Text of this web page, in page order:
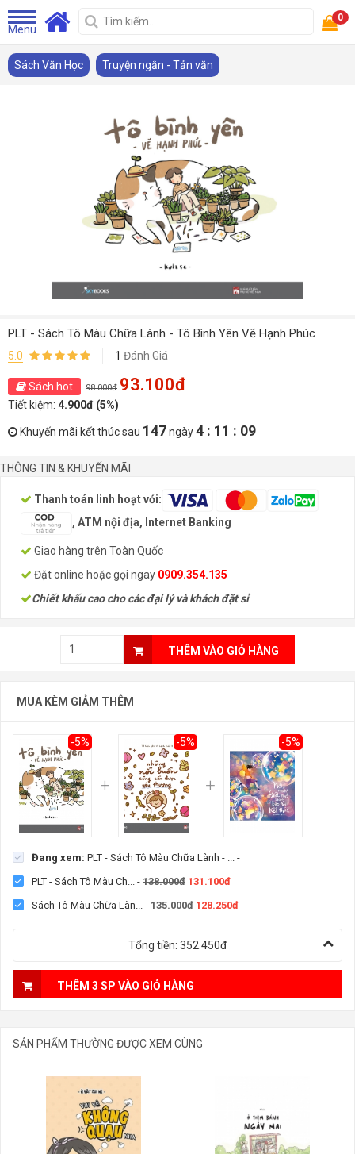
Menu
0
Sách Văn Học Truyện ngắn - Tản văn
PLT - Sách Tô Màu Chữa Lành - Tô Bình Yên Vẽ Hạnh Phúc
5.0 1 Đánh Giá
Sách hot 98.000đ 93.100đ
Tiết kiệm: 4.900đ (5%)
Khuyến mãi kết thúc sau 147ngày4 : 11 : 09
THÔNG TIN & KHUYẾN MÃI
Thanh toán linh hoạt với:
, ATM nội địa, Internet Banking
Giao hàng trên Toàn Quốc
Đặt online hoặc gọi ngay 0909.354.135
Chiết khấu cao cho các đại lý và khách đặt sỉ
THÊM VÀO GIỎ HÀNG
MUA KÈM GIẢM THÊM
-5% -5% -5%
Đang xem: PLT - Sách Tô Màu Chữa Lành - ...
-
PLT - Sách Tô Màu Ch...
- 138.000đ 131.100đ
Sách Tô Màu Chữa Làn...
- 135.000đ 128.250đ
Tổng tiền: 352.450đ
THÊM 3 SP VÀO GIỎ HÀNG
SẢN PHẨM THƯỜNG ĐƯỢC XEM CÙNG